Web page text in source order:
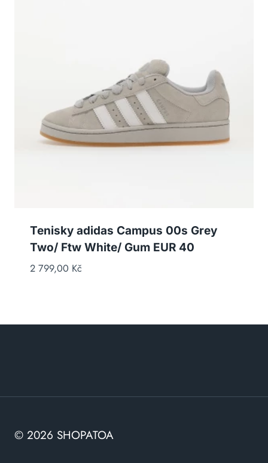
Tenisky adidas Campus 00s Grey
Two/ Ftw White/ Gum EUR 40
2 799,00 Kč
© 2026 SHOPATOA